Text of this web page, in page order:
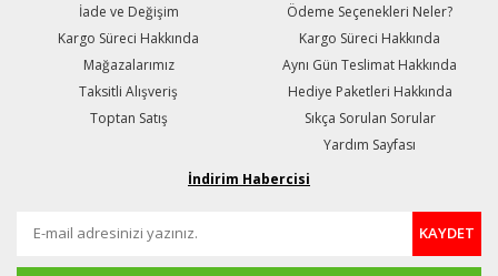
İade ve Değişim
Kargo Süreci Hakkında
Mağazalarımız
Taksitli Alışveriş
Toptan Satış
Ödeme Seçenekleri Neler?
Kargo Süreci Hakkında
Aynı Gün Teslimat Hakkında
Hediye Paketleri Hakkında
Sıkça Sorulan Sorular
Yardım Sayfası
İndirim Habercisi
KAYDET